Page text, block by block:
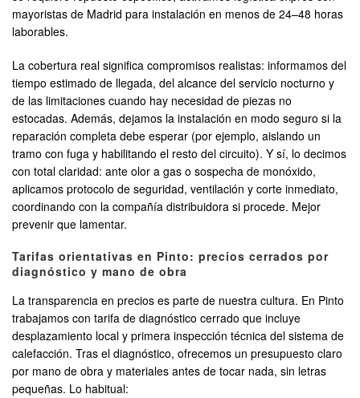
mayoristas de Madrid para instalación en menos de 24–48 horas
laborables.
La cobertura real significa compromisos realistas: informamos del
tiempo estimado de llegada, del alcance del servicio nocturno y
de las limitaciones cuando hay necesidad de piezas no
estocadas. Además, dejamos la instalación en modo seguro si la
reparación completa debe esperar (por ejemplo, aislando un
tramo con fuga y habilitando el resto del circuito). Y sí, lo decimos
con total claridad: ante olor a gas o sospecha de monóxido,
aplicamos protocolo de seguridad, ventilación y corte inmediato,
coordinando con la compañía distribuidora si procede. Mejor
prevenir que lamentar.
Tarifas orientativas en Pinto: precios cerrados por
diagnóstico y mano de obra
La transparencia en precios es parte de nuestra cultura. En Pinto
trabajamos con tarifa de diagnóstico cerrado que incluye
desplazamiento local y primera inspección técnica del sistema de
calefacción. Tras el diagnóstico, ofrecemos un presupuesto claro
por mano de obra y materiales antes de tocar nada, sin letras
pequeñas. Lo habitual: